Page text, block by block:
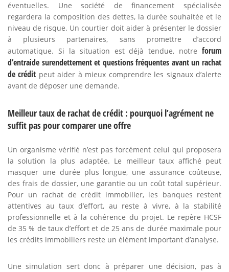
éventuelles. Une société de financement spécialisée
regardera la composition des dettes, la durée souhaitée et le
niveau de risque. Un courtier doit aider à présenter le dossier
à plusieurs partenaires, sans promettre d’accord
automatique. Si la situation est déjà tendue, notre forum
d’entraide surendettement et questions fréquentes avant un rachat
de crédit peut aider à mieux comprendre les signaux d’alerte
avant de déposer une demande.
Meilleur taux de rachat de crédit : pourquoi l’agrément ne
suffit pas pour comparer une offre
Un organisme vérifié n’est pas forcément celui qui proposera
la solution la plus adaptée. Le meilleur taux affiché peut
masquer une durée plus longue, une assurance coûteuse,
des frais de dossier, une garantie ou un coût total supérieur.
Pour un rachat de crédit immobilier, les banques restent
attentives au taux d’effort, au reste à vivre, à la stabilité
professionnelle et à la cohérence du projet. Le repère HCSF
de 35 % de taux d’effort et de 25 ans de durée maximale pour
les crédits immobiliers reste un élément important d’analyse.
Une simulation sert donc à préparer une décision, pas à